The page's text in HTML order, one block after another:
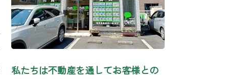
私たちは不動産を通してお客様との